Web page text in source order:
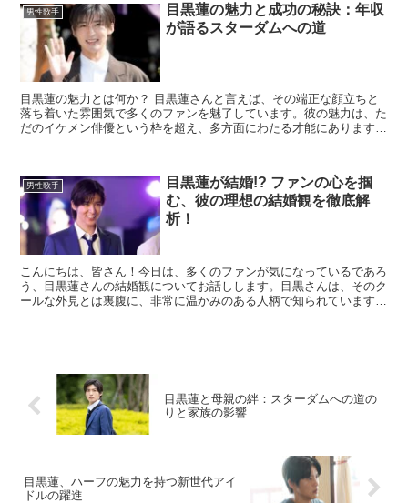
男性歌手
目黒蓮の魅力と成功の秘訣：年収
が語るスターダムへの道
目黒蓮の魅力とは何か？ 目黒蓮さんと言えば、その端正な顔立ちと
落ち着いた雰囲気で多くのファンを魅了しています。彼の魅力は、た
だのイケメン俳優という枠を超え、多方面にわたる才能にあります。
男性歌手
目黒蓮が結婚!? ファンの心を掴
む、彼の理想の結婚観を徹底解
析！
こんにちは、皆さん！今日は、多くのファンが気になっているであろ
う、目黒蓮さんの結婚観についてお話しします。目黒さんは、そのク
ールな外見とは裏腹に、非常に温かみのある人柄で知られています
目黒蓮と母親の絆：スターダムへの道の
りと家族の影響
目黒蓮、ハーフの魅力を持つ新世代アイ
ドルの躍進